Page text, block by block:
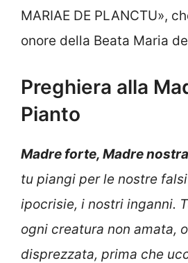
MARIAE DE PLANCTU»,
onore della Beata Maria
Preghiera alla
Pianto
Madre forte, Madre
tu piangi per le nostre
ipocrisie, i nostri inganni.
ogni creatura non amata,
disprezzata, prima che